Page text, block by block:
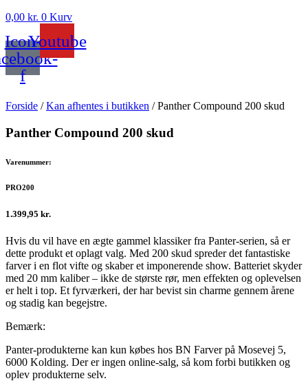
0,00 kr. 0 Kurv
Icon-
f
Youtube
Forside /Kan afhentes i butikken / Panther Compound 200 skud
Panther Compound 200 skud
Varenummer:
PRO200
1.399,95 kr.
Hvis du vil have en ægte gammel klassiker fra Panter-serien, så er
dette produkt et oplagt valg. Med 200 skud spreder det fantastiske
farver i en flot vifte og skaber et imponerende show. Batteriet skyder
med 20 mm kaliber – ikke de største rør, men effekten og oplevelsen
er helt i top. Et fyrværkeri, der har bevist sin charme gennem årene
og stadig kan begejstre.
Bemærk:
Panter-produkterne kan kun købes hos BN Farver på Mosevej 5,
6000 Kolding. Der er ingen online-salg, så kom forbi butikken og
oplev produkterne selv.